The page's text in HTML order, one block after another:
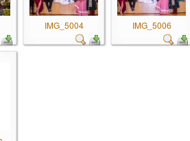
IMG_5004 IMG_5006